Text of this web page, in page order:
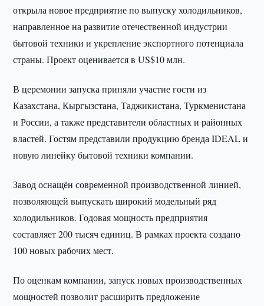
открыла новое предприятие по выпуску холодильников,
направленное на развитие отечественной индустрии
бытовой техники и укрепление экспортного потенциала
страны. Проект оценивается в US$10 млн.
В церемонии запуска приняли участие гости из
Казахстана, Кыргызстана, Таджикистана, Туркменистана
и России, а также представители областных и районных
властей. Гостям представили продукцию бренда IDEAL и
новую линейку бытовой техники компании.
Завод оснащён современной производственной линией,
позволяющей выпускать широкий модельный ряд
холодильников. Годовая мощность предприятия
составляет 200 тысяч единиц. В рамках проекта создано
100 новых рабочих мест.
По оценкам компании, запуск новых производственных
мощностей позволит расширить предложение